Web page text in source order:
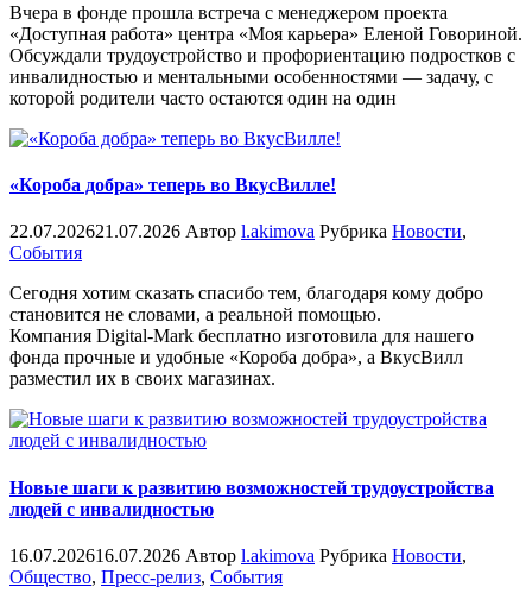
Вчера в фонде прошла встреча с менеджером проекта
«Доступная работа» центра «Моя карьера» Еленой Говориной.
Обсуждали трудоустройство и профориентацию подростков с
инвалидностью и ментальными особенностями — задачу, с
которой родители часто остаются один на один
«Короба добра» теперь во ВкусВилле!
22.07.202621.07.2026 Автор l.akimova Рубрика Новости,
События
Сегодня хотим сказать спасибо тем, благодаря кому добро
становится не словами, а реальной помощью.
Компания Digital-Mark бесплатно изготовила для нашего
фонда прочные и удобные «Короба добра», а ВкусВилл
разместил их в своих магазинах.
Новые шаги к развитию возможностей трудоустройства
людей с инвалидностью
16.07.202616.07.2026 Автор l.akimova Рубрика Новости,
Общество, Пресс-релиз, События